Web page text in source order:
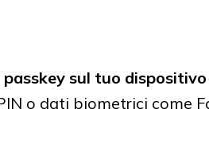
passkey sul tuo
o dati biometrici come